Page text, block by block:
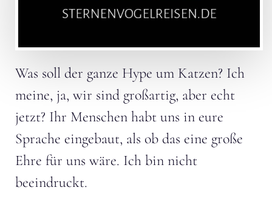
Was soll der ganze Hype um Katzen? Ich
meine, ja, wir sind großartig, aber echt
jetzt? Ihr Menschen habt uns in eure
Sprache eingebaut, als ob das eine große
Ehre für uns wäre. Ich bin nicht
beeindruckt.